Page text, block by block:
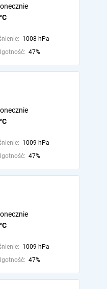
1008 hPa
47%
1009 hPa
47%
1009 hPa
47%